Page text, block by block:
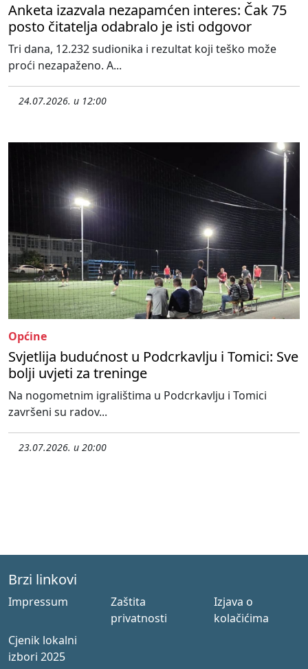
Anketa izazvala nezapamćen interes: Čak 75
posto čitatelja odabralo je isti odgovor
Tri dana, 12.232 sudionika i rezultat koji teško može
proći nezapaženo. A...
24.07.2026. u 12:00
Općine
Svjetlija budućnost u Podcrkavlju i Tomici: Sve
bolji uvjeti za treninge
Na nogometnim igralištima u Podcrkavlju i Tomici
završeni su radov...
23.07.2026. u 20:00
Brzi linkovi
Impressum
Zaštita
privatnosti
Izjava o
kolačićima
Cjenik lokalni
izbori 2025